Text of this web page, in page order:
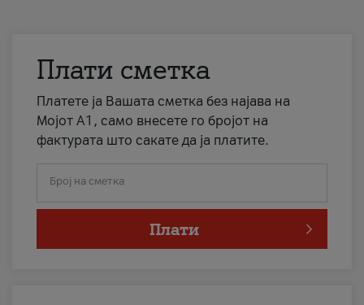
Плати сметка
Платете ја Вашата сметка без најава на
Мојот А1, само внесете го бројот на
фактурата што сакате да ја платите.
Број на сметка
Плати